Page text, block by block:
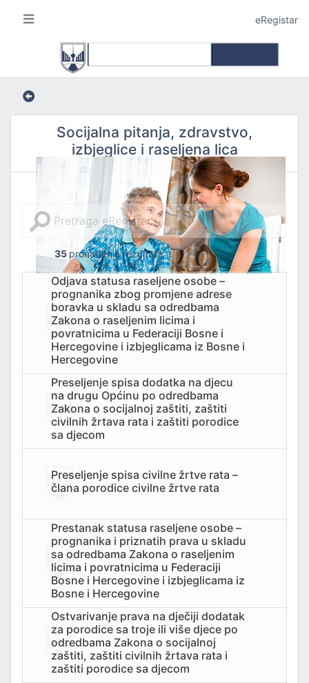
POSLOVE I KATASTAR NEKRETNINA
I URBANIZMA
I SAOBRAĆAJ
IZBJEGLICE I RASELJENA LICA
eRegistar
Socijalna pitanja, zdravstvo,
izbjeglice i raseljena lica
35 pronađenih rezultata
Odjava statusa raseljene osobe –
prognanika zbog promjene adrese
boravka u skladu sa odredbama
Zakona o raseljenim licima i
povratnicima u Federaciji Bosne i
Hercegovine i izbjeglicama iz Bosne i
Hercegovine
Preseljenje spisa dodatka na djecu
na drugu Općinu po odredbama
Zakona o socijalnoj zaštiti, zaštiti
civilnih žrtava rata i zaštiti porodice
sa djecom
Preseljenje spisa civilne žrtve rata –
člana porodice civilne žrtve rata
Prestanak statusa raseljene osobe –
prognanika i priznatih prava u skladu
sa odredbama Zakona o raseljenim
licima i povratnicima u Federaciji
Bosne i Hercegovine i izbjeglicama iz
Bosne i Hercegovine
Ostvarivanje prava na dječiji dodatak
za porodice sa troje ili više djece po
odredbama Zakona o socijalnoj
zaštiti, zaštiti civilnih žrtava rata i
zaštiti porodice sa djecom